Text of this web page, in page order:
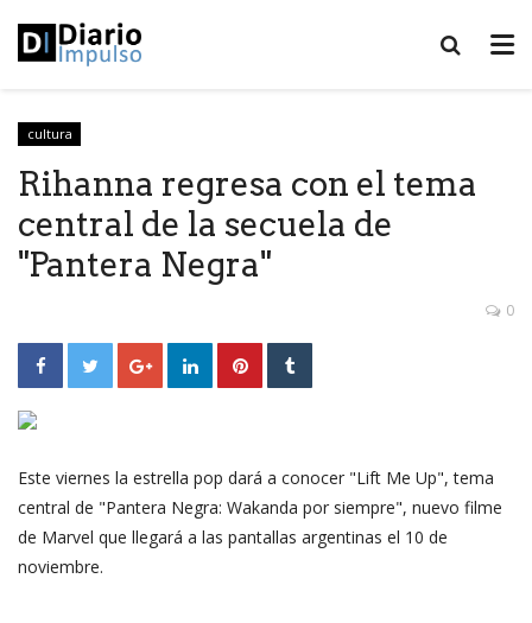
cultura
Rihanna regresa con el tema
central de la secuela de
"Pantera Negra"
0
Este viernes la estrella pop dará a conocer "Lift Me Up", tema
central de "Pantera Negra: Wakanda por siempre", nuevo filme
de Marvel que llegará a las pantallas argentinas el 10 de
noviembre.